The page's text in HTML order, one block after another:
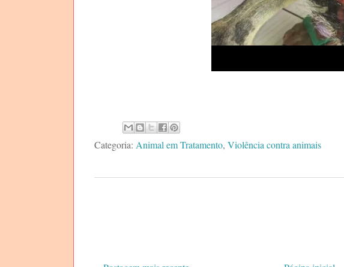
Categoria: Animal em Tratamento, Violência contra animais